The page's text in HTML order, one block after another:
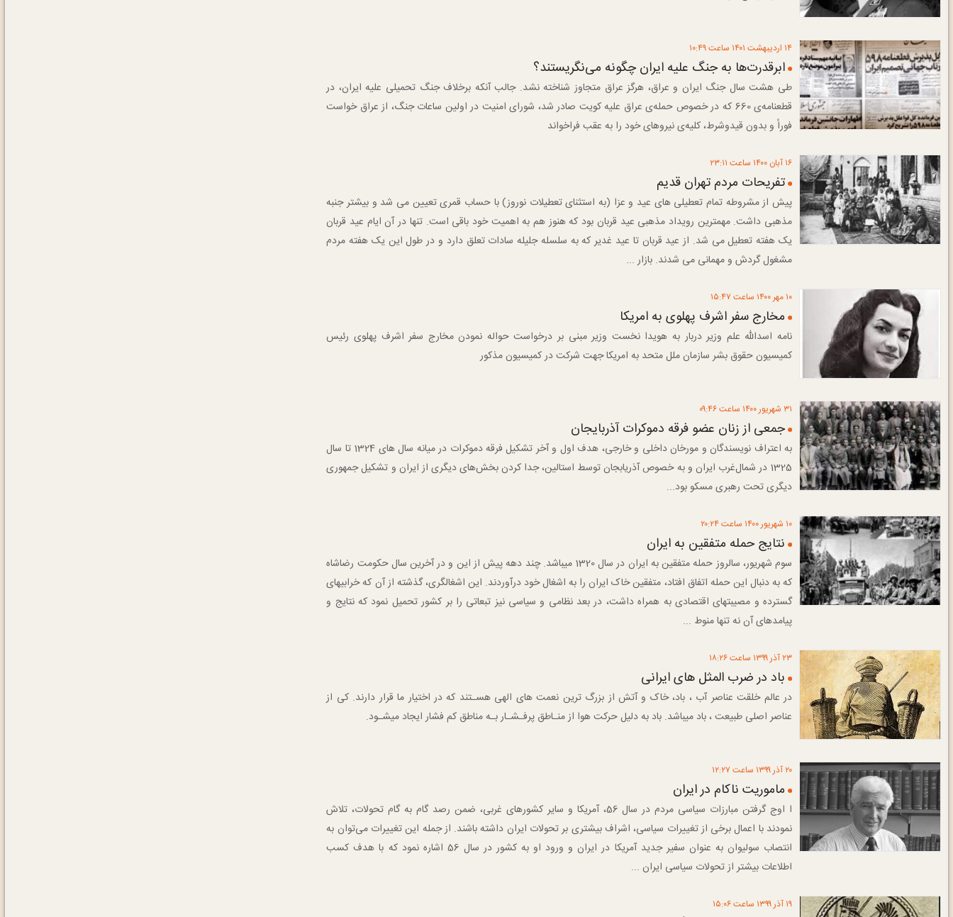
۱۴ ارديبهشت ۱۴۰۱ ساعت ۱۰:۴۹
ابرقدرت‌ها به جنگ علیه ایران چگونه می‌نگریستند؟
طی هشت سال جنگ ایران و عراق، هرگز عراق متجاوز شناخته نشد.‏ جالب آنکه برخلاف جنگ تحمیلی علیه ایران، در
قطعنامه‌ی 660 که در خصوص حمله‌ی عراق علیه کویت صادر شد، شورای امنیت در اولین ساعات جنگ، از عراق خواست
فوراً و بدون قیدوشرط، کلیه‌ی نیروهای خود را به عقب فراخواند
۱۶ آبان ۱۴۰۰ ساعت ۲۳:۱۱
تفریحات مردم تهران قدیم
پیش از مشروطه تمام تعطیلى هاى عید و عزا (به استثناى تعطیلات نوروز) با حساب قمرى تعیین مى شد و بیشتر جنبه
مذهبى داشت. مهمترین رویداد مذهبى عید قربان بود که هنوز هم به اهمیت خود باقى است. تنها در آن ایام عید قربان
یک هفته تعطیل مى شد. از عید قربان تا عید غدیر که به سلسله جلیله سادات تعلق دارد و در طول این یک هفته مردم
مشغول گردش و مهمانى مى شدند. بازار ...
۱۰ مهر ۱۴۰۰ ساعت ۱۵:۴۷
مخارج سفر اشرف پهلوی به امریکا
نامه اسدالله علم وزیر دربار به هویدا نخست وزیر مبنی بر درخواست حواله نمودن مخارج سفر اشرف پهلوی رئیس
کمیسیون حقوق بشر سازمان ملل متحد به امریکا جهت شرکت در کمیسیون مذکور
۳۱ شهريور ۱۴۰۰ ساعت ۰۹:۴۶
جمعی از زنان عضو فرقه دموکرات آذربایجان
به اعتراف نویسندگان و مورخان داخلی و خارجی، هدف اول و آخر تشکیل فرقه دموکرات در میانه سال های 1324 تا سال
1325 در شمال‌غرب ایران و به خصوص آذریابجان توسط استالین، جدا کردن بخش‌های دیگری از ایران و تشکیل جمهوری
دیگری تحت رهبری مسکو بود...
۱۰ شهريور ۱۴۰۰ ساعت ۲۰:۲۴
نتایج حمله متفقین به ایران
سوم شهریور، سالروز حمله متفقین به ایران در سال 1320 می­باشد. چند دهه پیش از این و در آخرین سال حکومت رضاشاه
که به دنبال این حمله اتفاق افتاد، متفقین خاک ایران را به اشغال خود درآوردند. این اشغالگری، گذشته از آن که خرابیهای
گسترده و مصیبتهای اقتصادی به همراه داشت، در بعد نظامی و سیاسی نیز تبعاتی را بر کشور تحمیل نمود که نتایج و
پیامدهای آن نه تنها منوط ...
۲۳ آذر ۱۳۹۹ ساعت ۱۸:۲۶
باد در ضرب المثل های ایرانی
در عالم خلقت عناصر آب ، باد، خاک و آتش از بزرگ ترین نعمت های الهی هسـتند که در اختیار ما قرار دارند‌. کی‌ از‌
عناصر اصلی طبیعت ، باد میباشد‌. باد‌ به‌ دلیل حرکت هوا از منـاطق پرفـشـار بـه مناطق کم فشار ایجاد میشـود.
۲۰ آذر ۱۳۹۹ ساعت ۱۲:۲۷
ماموریت ناکام در ایران
ا اوج گرفتن مبارزات سیاسی مردم در سال 56، آمریکا و سایر کشورهای غربی، ضمن رصد گام به گام تحولات، تلاش
نمودند با اعمال برخی از تغییرات سیاسی، اشراف بیشتری بر تحولات ایران داشته باشند. از جمله این تغییرات می‌توان به
انتصاب سولیوان به عنوان سفیر جدید آمریکا در ایران و ورود او به کشور در سال 56 اشاره نمود که با هدف کسب
اطلاعات بیشتر از تحولات سیاسی ایران ...
۱۹ آذر ۱۳۹۹ ساعت ۱۵:۰۶